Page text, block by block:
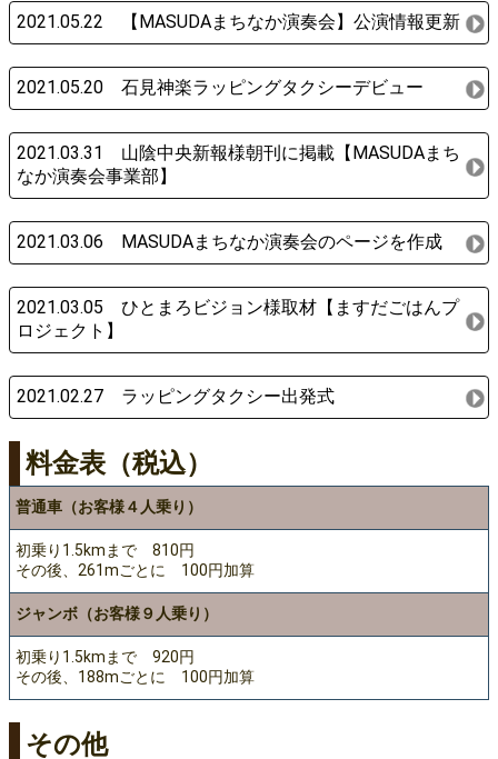
2021.05.22 【MASUDAまちなか演奏会】公演情報更新
2021.05.20 石見神楽ラッピングタクシーデビュー
2021.03.31 山陰中央新報様朝刊に掲載【MASUDAまち
なか演奏会事業部】
2021.03.06 MASUDAまちなか演奏会のページを作成
2021.03.05 ひとまろビジョン様取材【ますだごはんプ
ロジェクト】
2021.02.27 ラッピングタクシー出発式
料金表（税込）
普通車（お客様４人乗り）
初乗り1.5kmまで 810円
その後、261mごとに 100円加算
ジャンボ（お客様９人乗り）
初乗り1.5kmまで 920円
その後、188mごとに 100円加算
その他